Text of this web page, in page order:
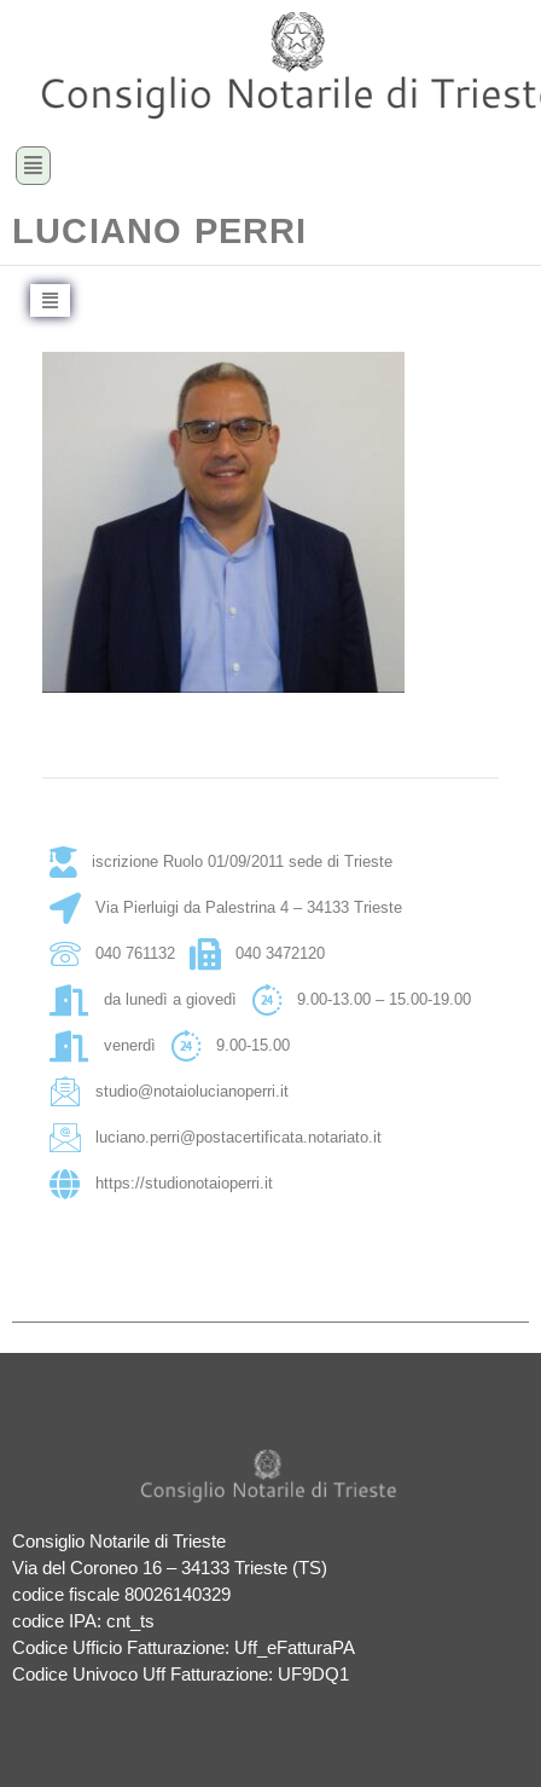
LUCIANO PERRI
iscrizione Ruolo 01/09/2011 sede di Trieste
Via Pierluigi da Palestrina 4 – 34133 Trieste
040 761132 040 3472120
da lunedì a giovedì 9.00-13.00 – 15.00-19.00
venerdì 9.00-15.00
studio@notaiolucianoperri.it
luciano.perri@postacertificata.notariato.it
https://studionotaioperri.it
Consiglio Notarile di Trieste
Via del Coroneo 16 – 34133 Trieste (TS)
codice fiscale 80026140329
codice IPA: cnt_ts
Codice Ufficio Fatturazione: Uff_eFatturaPA
Codice Univoco Uff Fatturazione: UF9DQ1